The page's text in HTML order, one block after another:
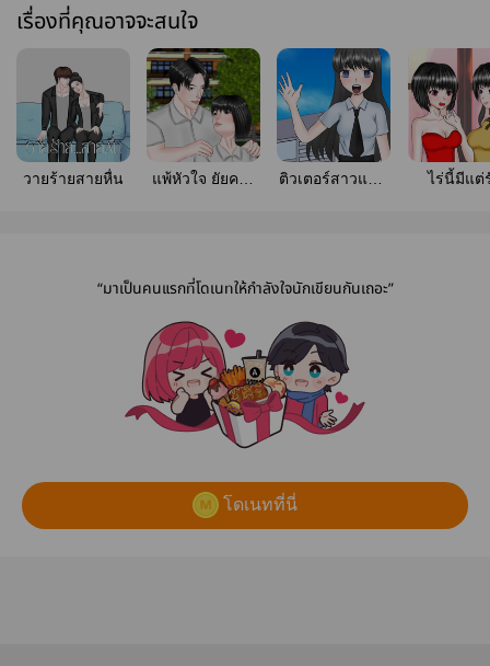
เรื่องที่คุณอาจจะสนใจ
วายร้ายสายหื่น
แพ้หัวใจ ยัยคลั่ง
ติวเตอร์สาวแสน
ไร่นี้มีแต่
“มาเป็นคนแรกที่โดเนทให้กำลังใจนักเขียนกันเถอะ”
โดเนทที่นี่